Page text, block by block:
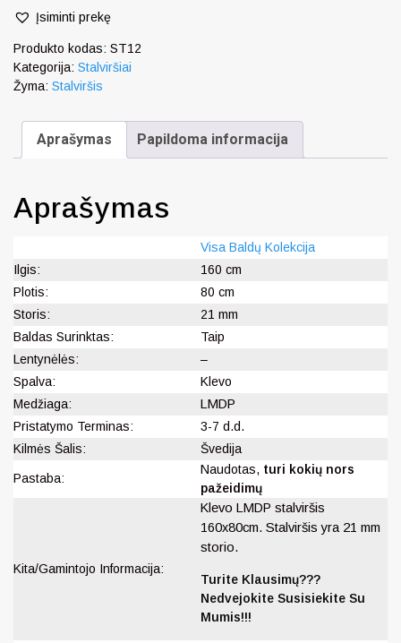
Įsiminti prekę
Produkto kodas: ST12
Kategorija: Stalviršiai
Žyma: Stalviršis
Aprašymas Papildoma informacija
Aprašymas
Visa Baldų Kolekcija
Ilgis:
160 cm
Plotis:
80 cm
Storis:
21 mm
Baldas Surinktas:
Taip
Lentynėlės:
–
Spalva:
Klevo
Medžiaga:
LMDP
Pristatymo Terminas:
3-7 d.d.
Kilmės Šalis:
Švedija
Pastaba:
Naudotas, turi kokių nors
pažeidimų
Kita/Gamintojo Informacija:
Klevo LMDP stalviršis
160x80cm. Stalviršis yra 21 mm
storio.
Turite Klausimų???
Nedvejokite Susisiekite Su
Mumis!!!